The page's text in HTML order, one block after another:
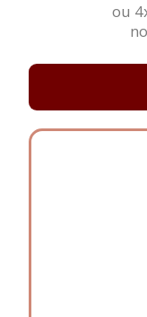
ou